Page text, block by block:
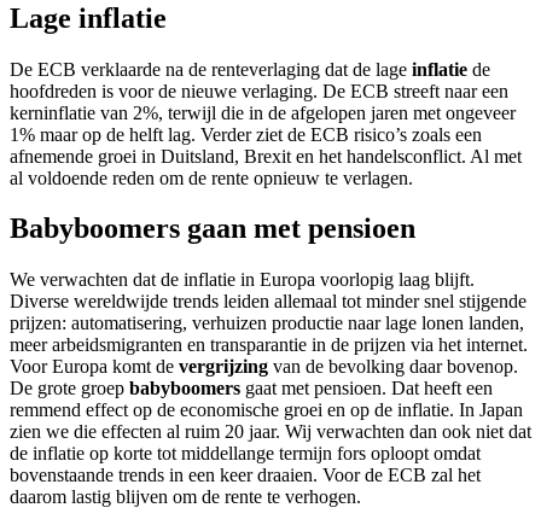
Lage inflatie
De ECB verklaarde na de renteverlaging dat de lage inflatie de
hoofdreden is voor de nieuwe verlaging. De ECB streeft naar een
kerninflatie van 2%, terwijl die in de afgelopen jaren met ongeveer
1% maar op de helft lag. Verder ziet de ECB risico’s zoals een
afnemende groei in Duitsland, Brexit en het handelsconflict. Al met
al voldoende reden om de rente opnieuw te verlagen.
Babyboomers gaan met pensioen
We verwachten dat de inflatie in Europa voorlopig laag blijft.
Diverse wereldwijde trends leiden allemaal tot minder snel stijgende
prijzen: automatisering, verhuizen productie naar lage lonen landen,
meer arbeidsmigranten en transparantie in de prijzen via het internet.
Voor Europa komt de vergrijzing van de bevolking daar bovenop.
De grote groep babyboomers gaat met pensioen. Dat heeft een
remmend effect op de economische groei en op de inflatie. In Japan
zien we die effecten al ruim 20 jaar. Wij verwachten dan ook niet dat
de inflatie op korte tot middellange termijn fors oploopt omdat
bovenstaande trends in een keer draaien. Voor de ECB zal het
daarom lastig blijven om de rente te verhogen.